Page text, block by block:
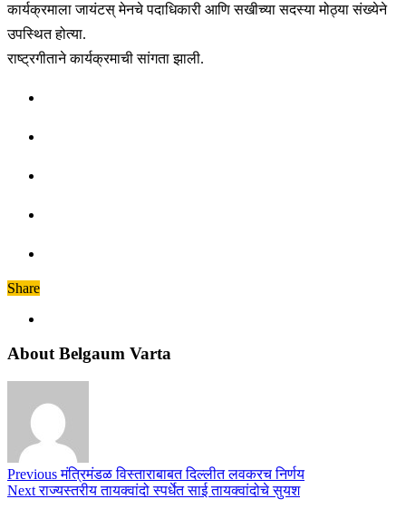
कार्यक्रमाला जायंटस् मेनचे पदाधिकारी आणि सखीच्या सदस्या मोठ्या संख्येने
उपस्थित होत्या.
राष्ट्रगीताने कार्यक्रमाची सांगता झाली.
Share
About Belgaum Varta
Previousमंत्रिमंडळ विस्ताराबाबत दिल्लीत लवकरच निर्णय
Nextराज्यस्तरीय तायक्वांदो स्पर्धेत साई तायक्वांदोचे सुयश